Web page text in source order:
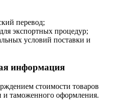
перевод;
экспортных процедур;
условий поставки и
информация
стоимости товаров
и таможенного оформления.